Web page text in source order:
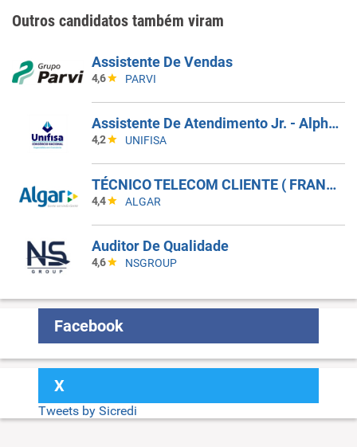
Outros candidatos também viram
Assistente De Vendas
4,6 PARVI
Assistente De Atendimento Jr. - Alphaville
4,2 UNIFISA
TÉCNICO TELECOM CLIENTE ( FRANCA SP)
4,4 ALGAR
Auditor De Qualidade
4,6 NSGROUP
Facebook
X
Tweets by Sicredi